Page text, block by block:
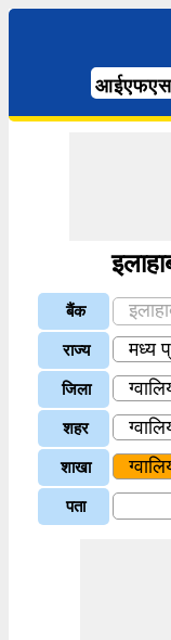
बैंक
राज्य
जिला
शहर
शाखा
पता